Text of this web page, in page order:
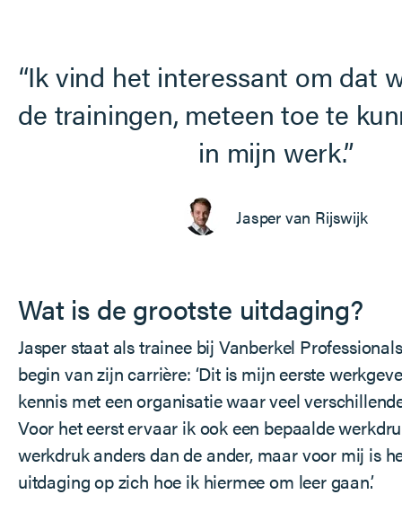
Ik vind het interessant om dat
de trainingen, meteen toe te
in mijn werk.
Jasper van Rijswijk
Wat is de grootste uitdaging?
Jasper staat als trainee bij Vanberkel
begin van zijn carrière: ‘Dit is mijn eerste
kennis met een organisatie waar veel
Voor het eerst ervaar ik ook een bepaalde
werkdruk anders dan de ander, maar voor mij is
uitdaging op zich hoe ik hiermee om leer gaan.’